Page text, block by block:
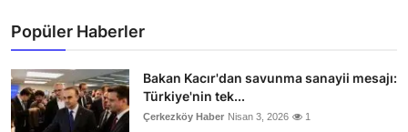
Popüler Haberler
Bakan Kacır'dan savunma sanayii mesajı:
Türkiye'nin tek...
Çerkezköy Haber Nisan 3, 2026 1